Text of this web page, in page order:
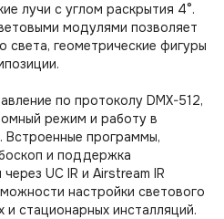
лучи с углом раскрытия 4°.
модулями позволяет
света, геометрические фигуры
по протоколу DMX-512,
режим и работу в
Встроенные программы,
и поддержка
UC IR и Airstream IR
настройки светового
стационарных инсталляций.